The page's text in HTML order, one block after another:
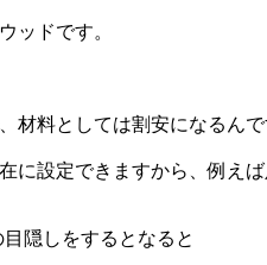
ッドです。
材料としては割安になるんで
に設定できますから、例え
隠しをするとなると